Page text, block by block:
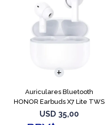
Auriculares Bluetooth
HONOR Earbuds X7 Lite TWS
White
USD 35,00